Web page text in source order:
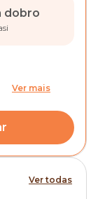
dobro
Ver mais
Ver todas